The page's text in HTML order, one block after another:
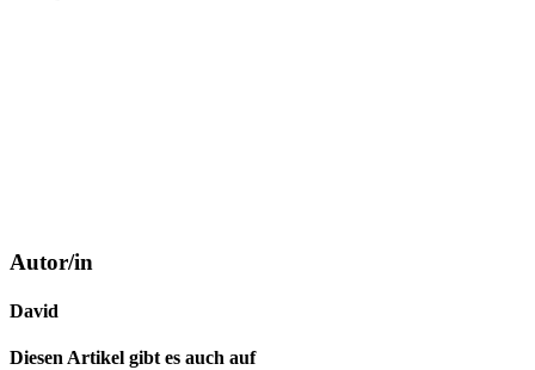
Autor/in
David
Diesen Artikel gibt es auch auf